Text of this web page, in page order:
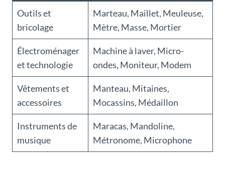
Outils et
bricolage
Marteau, Maillet, Meuleuse,
Mètre, Masse, Mortier
Électroménager
et technologie
Machine à laver, Micro-
ondes, Moniteur, Modem
Vêtements et
accessoires
Manteau, Mitaines,
Mocassins, Médaillon
Instruments de
musique
Maracas, Mandoline,
Métronome, Microphone